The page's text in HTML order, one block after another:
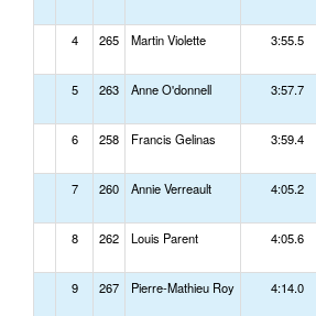
4 265 Martin Violette 3:55.5
5 263 Anne O'donnell 3:57.7
6 258 Francis Gelinas 3:59.4
7 260 Annie Verreault 4:05.2
8 262 Louis Parent 4:05.6
9 267 Pierre-Mathieu Roy 4:14.0